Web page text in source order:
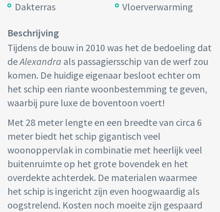
Dakterras
Vloerverwarming
Beschrijving
Tijdens de bouw in 2010 was het de bedoeling dat
deAlexandra als passagiersschip van de werf zou
komen. De huidige eigenaar besloot echter om
het schip een riante woonbestemming te geven,
waarbij pure luxe de boventoon voert!
Met 28 meter lengte en een breedte van circa 6
meter biedt het schip gigantisch veel
woonoppervlak in combinatie met heerlijk veel
buitenruimte op het grote bovendek en het
overdekte achterdek. De materialen waarmee
het schip is ingericht zijn even hoogwaardig als
oogstrelend. Kosten noch moeite zijn gespaard